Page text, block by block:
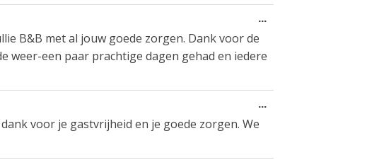
B&B met al jouw goede zorgen. Dank voor de
weer-een paar prachtige dagen gehad en iedere
...
voor je gastvrijheid en je goede zorgen. We
...